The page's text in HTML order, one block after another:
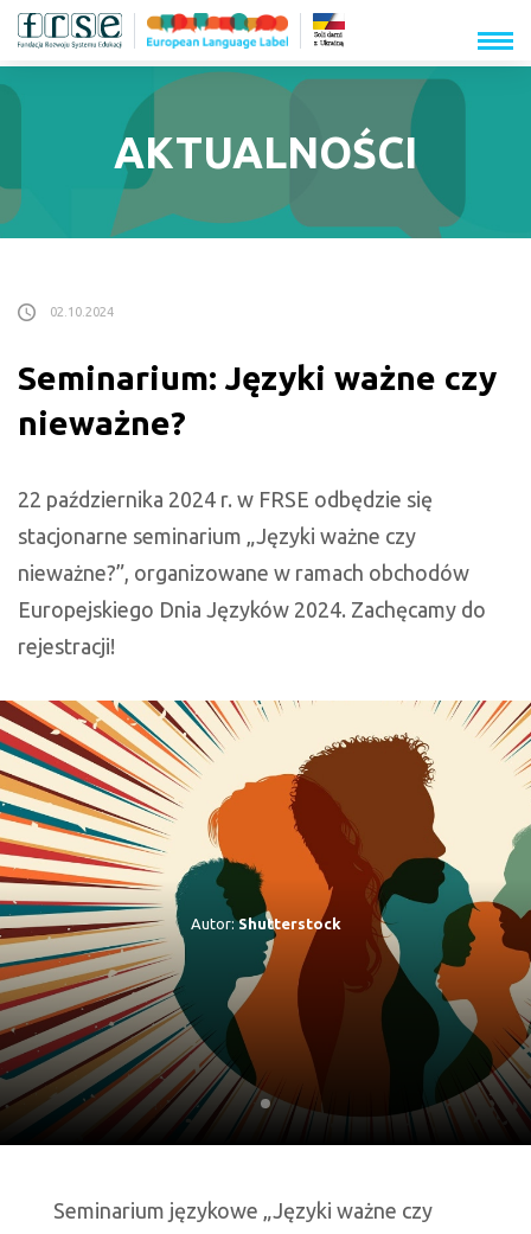
menu
AKTUALNOŚCI
02.10.2024
Seminarium: Języki ważne czy
nieważne?
22 października 2024 r. w FRSE odbędzie się
stacjonarne seminarium „Języki ważne czy
nieważne?”, organizowane w ramach obchodów
Europejskiego Dnia Języków 2024. Zachęcamy do
rejestracji!
Autor:Shutterstock
slajd
numer
Seminarium językowe „Języki ważne czy